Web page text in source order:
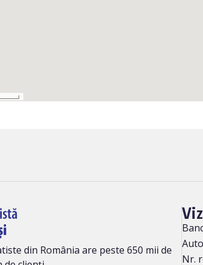
din România are peste 650 mii de
Nr.